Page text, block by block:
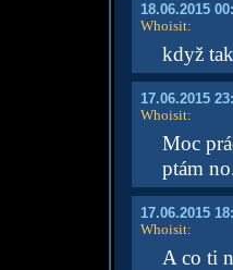
18.06.2015
Whoisit:
když
17.06.2015
Whoisit:
Moc
ptám
17.06.2015
Whoisit:
A co ti